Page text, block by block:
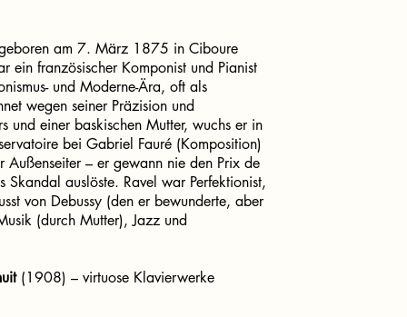
am 7. März 1875 in Ciboure
ein französischer Komponist und Pianist
und Moderne-Ära, oft als
wegen seiner Präzision und
und einer baskischen Mutter, wuchs er in
bei Gabriel Fauré (Komposition)
Außenseiter – er gewann nie den Prix de
auslöste. Ravel war Perfektionist,
von Debussy (den er bewunderte, aber
(durch Mutter), Jazz und
(1908) – virtuose Klavierwerke